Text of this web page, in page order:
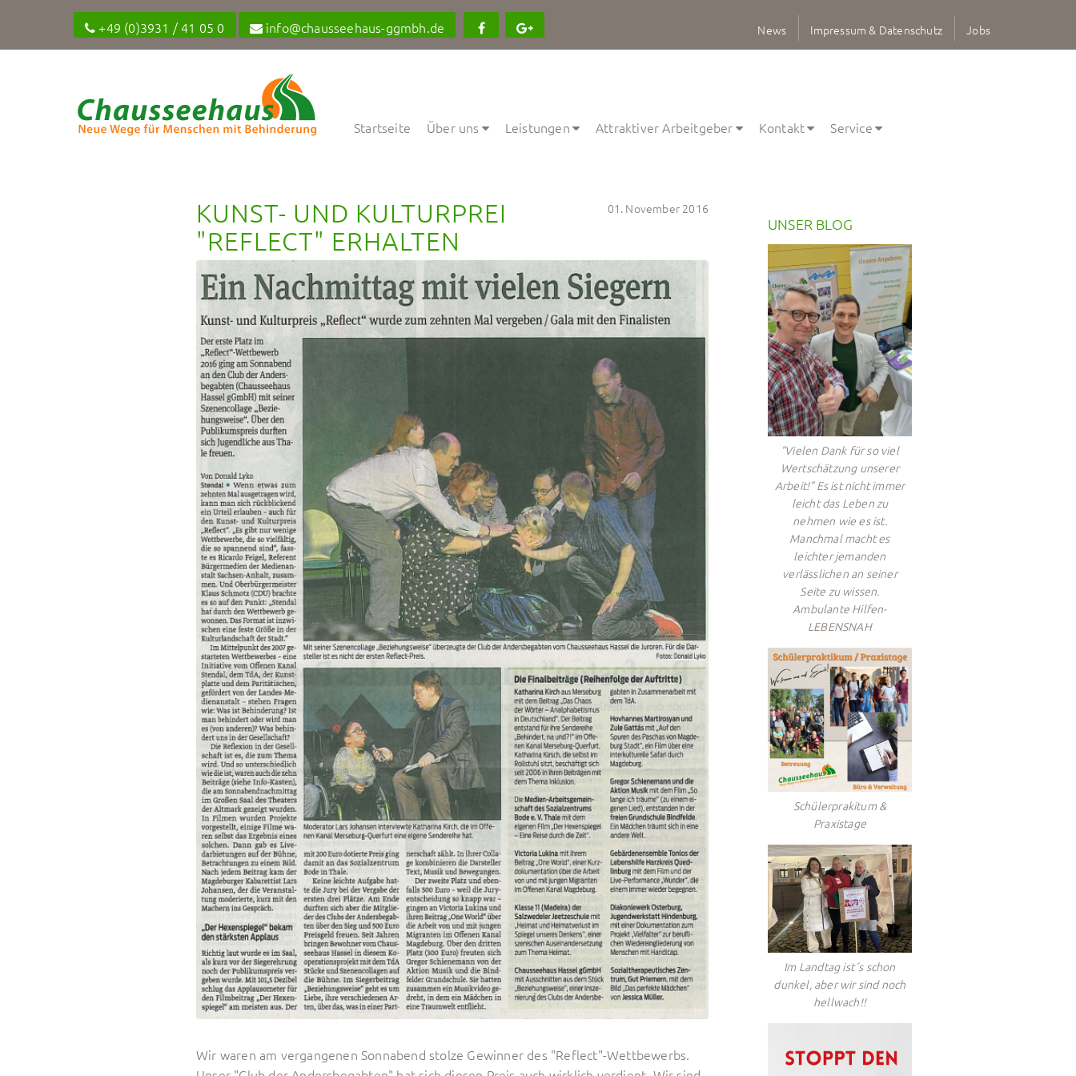
News Impressum & Datenschutz Jobs
+49 (0)3931 / 41 05 0 info@chausseehaus-ggmbh.de
Startseite Über uns Leistungen Attraktiver Arbeitgeber Kontakt Service
01. November 2016
KUNST- UND KULTURPREI
"REFLECT" ERHALTEN
Wir waren am vergangenen Sonnabend stolze Gewinner des "Reflect"-Wettbewerbs.
UNSER BLOG
"Vielen Dank für so viel
Wertschätzung unserer
Arbeit!" Es ist nicht immer
leicht das Leben zu
nehmen wie es ist.
Manchmal macht es
leichter jemanden
verlässlichen an seiner
Seite zu wissen.
Ambulante Hilfen-
LEBENSNAH
Schülerprakitum &
Praxistage
Im Landtag ist´s schon
dunkel, aber wir sind noch
hellwach!!